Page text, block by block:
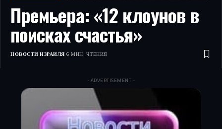
Премьера: «12 клоунов в
поисках счастья»
НОВОСТИ ИЗРАИЛЯ 6 МИН. ЧТЕНИЯ
- ADVERTISEMENT -